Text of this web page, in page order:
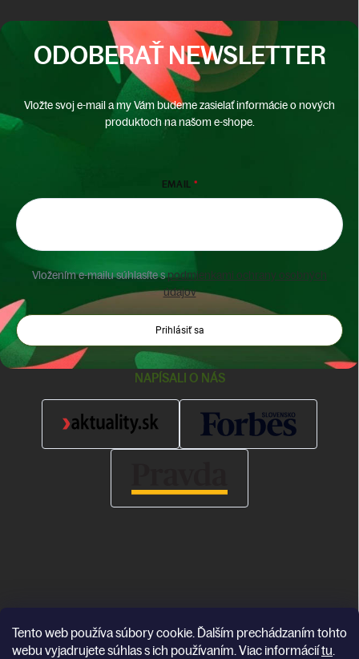
Tento web používa súbory cookie. Ďalším prechádzaním tohto
webu vyjadrujete súhlas s ich používaním. Viac informáciítu.
ODOBERAŤ NEWSLETTER
Vložte svoj e-mail a my Vám budeme zasielať informácie o nových
produktoch na našom e-shope.
EMAIL
Vložením e-mailu súhlasíte spodmienkami ochrany osobných
údajov
Prihlásiť sa
NAPÍSALI O NÁS
Copyright 2026Katea. Všetky práva vyhradené.